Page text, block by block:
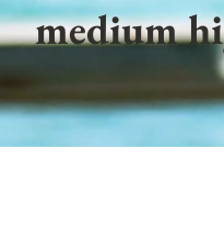
medium